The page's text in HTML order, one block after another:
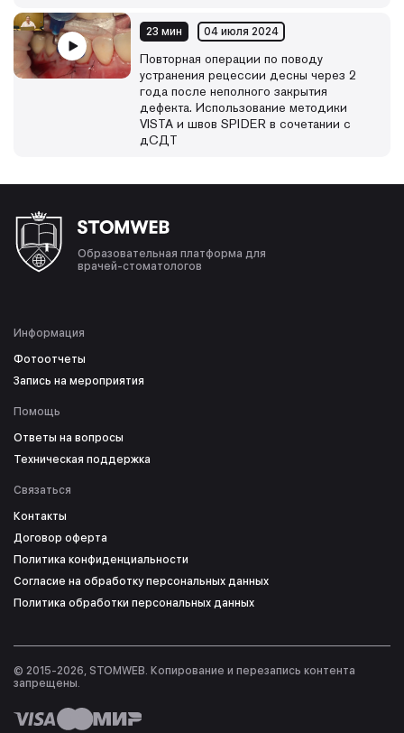
23 мин 04 июля 2024
Повторная операции по поводу
устранения рецессии десны через 2
года после неполного закрытия
дефекта. Использование методики
VISTA и швов SPIDER в сочетании с
дСДТ
Образовательная платформа для
врачей-стоматологов
Информация
Фотоотчеты
Запись на мероприятия
Помощь
Ответы на вопросы
Техническая поддержка
Связаться
Контакты
Договор оферта
Политика конфиденциальности
Согласие на обработку персональных данных
Политика обработки персональных данных
© 2015-2026, STOMWEB. Копирование и перезапись контента
запрещены.